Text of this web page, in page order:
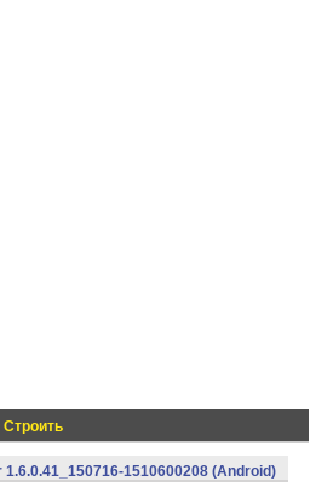
Строить
1510600208 (Android)